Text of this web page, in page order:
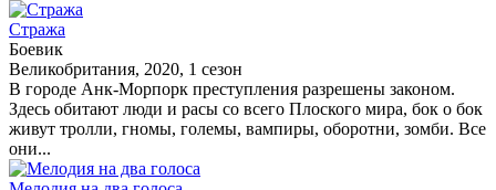
Стража
Боевик
Великобритания, 2020, 1 сезон
В городе Анк-Морпорк преступления разрешены законом.
Здесь обитают люди и расы со всего Плоского мира, бок о бок
живут тролли, гномы, големы, вампиры, оборотни, зомби. Все
они...